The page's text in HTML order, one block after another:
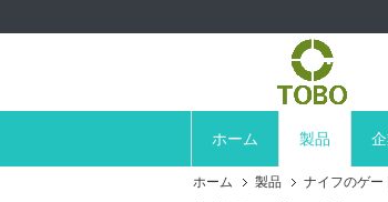
ホーム 製品
ホーム 製品 ナイフのゲー